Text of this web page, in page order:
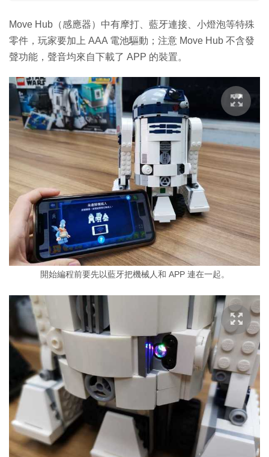
Move Hub（感應器）中有摩打、藍牙連接、小燈泡等特殊
零件，玩家要加上 AAA 電池驅動；注意 Move Hub 不含發
聲功能，聲音均來自下載了 APP 的裝置。
開始編程前要先以藍牙把機械人和 APP 連在一起。